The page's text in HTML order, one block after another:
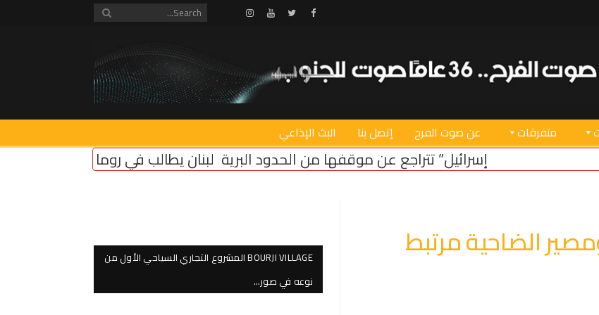
Facebook
Twitter
Youtube
Instagram
متفرقات عن صوت الفرح إتصل بنا البث الإذاعي
تتراجع عن موقفها من الحدود البرية لبنان يطالب في روما بإلزام “إسرائيل” بتثبيت وقف النار
ومصير الضاحية مرتبط
BOURJI VILLAGE المشروع التجاري السياحي الأول من
نوعه في صور…